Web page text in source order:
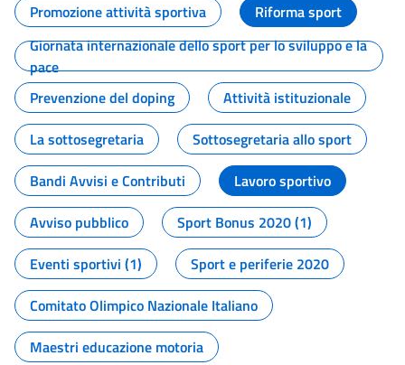
Promozione attività sportiva
Riforma sport
Giornata internazionale dello sport per lo sviluppo e la
pace
Prevenzione del doping
Attività istituzionale
La sottosegretaria
Sottosegretaria allo sport
Bandi Avvisi e Contributi
Lavoro sportivo
Avviso pubblico
Sport Bonus 2020 (1)
Eventi sportivi (1)
Sport e periferie 2020
Comitato Olimpico Nazionale Italiano
Maestri educazione motoria